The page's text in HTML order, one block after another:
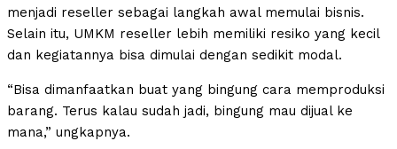
menjadi reseller sebagai langkah awal memulai bisnis.
Selain itu, UMKM reseller lebih memiliki resiko yang kecil
dan kegiatannya bisa dimulai dengan sedikit modal.
“Bisa dimanfaatkan buat yang bingung cara memproduksi
barang. Terus kalau sudah jadi, bingung mau dijual ke
mana,” ungkapnya.